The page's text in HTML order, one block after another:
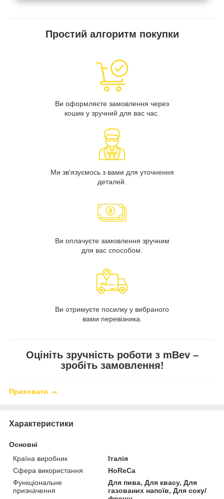
Простий алгоритм покупки
Ви оформляєте замовлення через
кошик у зручний для вас час.
Ми зв'язуємось з вами для уточнення
деталей.
Ви оплачуєте замовлення зручним
для вас способом.
Ви отримуєте посилку у вибраного
вами перевізника.
Оцініть зручність роботи з mBev –
зробіть замовлення!
Приховати
Характеристики
Основні
Країна виробник
Італія
Сфера використання
HoReCa
Функціональне
призначення
Для пива, Для квасу, Для
газованих напоїв, Для соку/